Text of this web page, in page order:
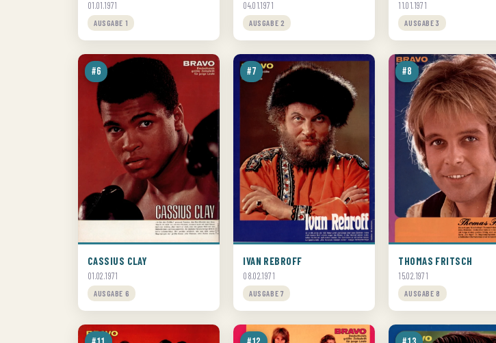
01.01.1971
AUSGABE 1
04.01.1971
AUSGABE 2
11.01.1971
AUSGABE 3
#6
CASSIUS CLAY
01.02.1971
AUSGABE 6
#7
IVAN REBROFF
08.02.1971
AUSGABE 7
#8
THOMAS FRITSCH
15.02.1971
AUSGABE 8